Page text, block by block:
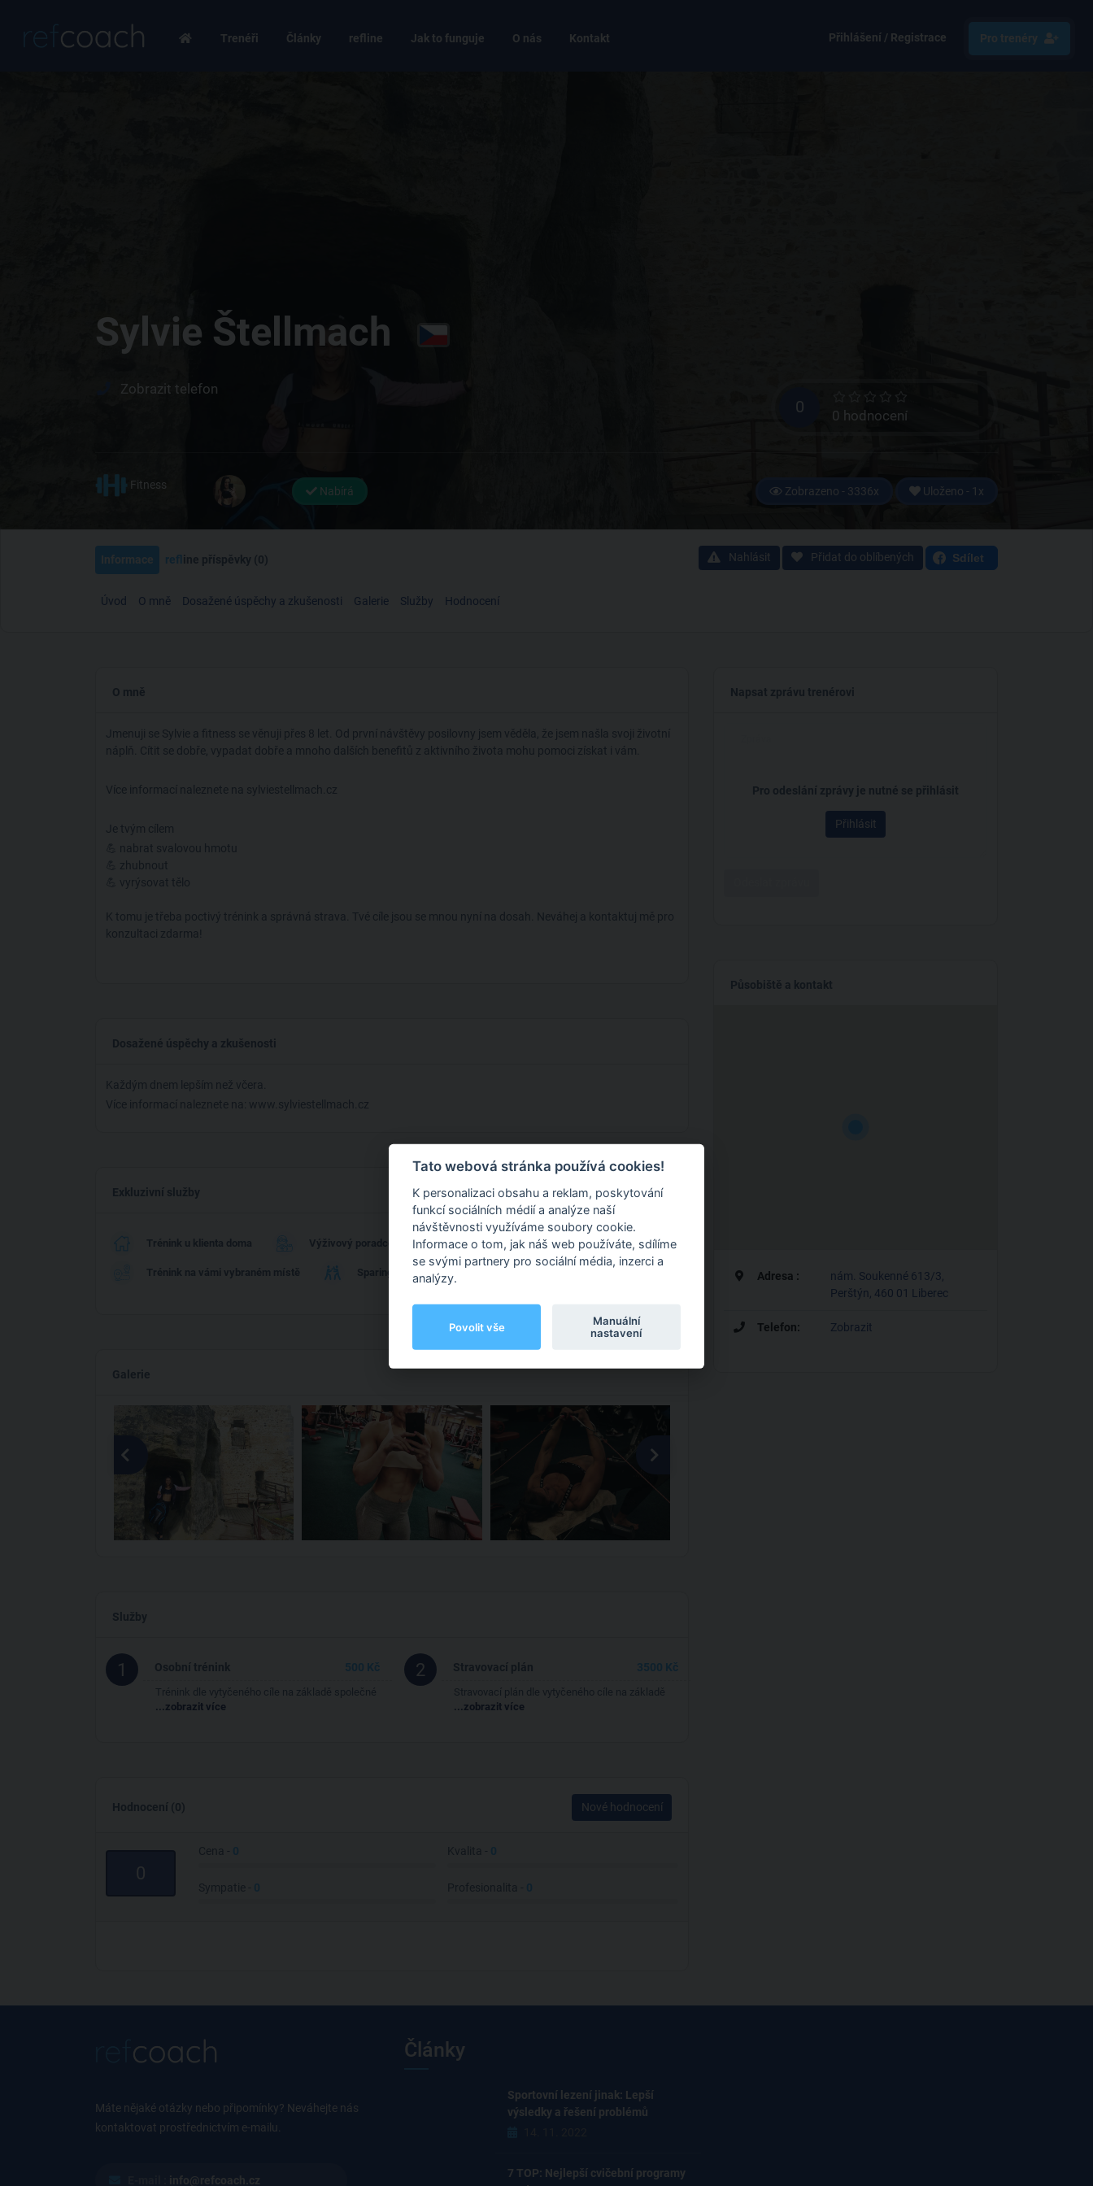
Trenéři Články refline Jak to funguje O nás Kontakt Přihlášení / Registrace Pro trenéry
Sylvie Štellmach
Zobrazit telefon
0 0 hodnocení
Fitness
Nabírá Zobrazeno - 3336x Uloženo - 1x
Informace ref line příspěvky (0)
Úvod O mně Dosažené úspěchy a zkušenosti Galerie Služby Hodnocení
Nahlásit Přidat do oblíbených Sdílet
O mně
Jmenuji se Sylvie a fitness se věnuji přes 8 let. Od první návštěvy posilovny jsem věděla, že jsem našla svoji životní
náplň. Cítit se dobře, vypadat dobře a mnoho dalších benefitů z aktivního života mohu pomoci získat i vám.
Více informací naleznete na sylviestellmach.cz
Je tvým cílem
💪 nabrat svalovou hmotu
💪 zhubnout
💪 vyrýsovat tělo
K tomu je třeba poctivý trénink a správná strava. Tvé cíle jsou se mnou nyní na dosah. Neváhej a kontaktuj mě pro
konzultaci zdarma!
Dosažené úspěchy a zkušenosti
Každým dnem lepším než včera.
Více informací naleznete na: www.sylviestellmach.cz
Exkluzivní služby
Trénink u klienta doma Výživový poradce Tvorba individuálního plánu
Trénink na vámi vybraném místě Sparing
Galerie
Služby
1 Osobní trénink 500 Kč
Trénink dle vytyčeného cíle na základě společné
...zobrazit více
2 Stravovací plán 3500 Kč
Stravovací plán dle vytyčeného cíle na základě
...zobrazit více
Hodnocení (0) Nové hodnocení
0
Cena - 0
Sympatie - 0
Kvalita - 0
Profesionalita - 0
Napsat zprávu trenérovi
Pro odeslání zprávy je nutné se přihlásit
Přihlásit
Působiště a kontakt
Adresa :
nám. Soukenné 613/3,
Perštýn, 460 01 Liberec
Telefon: Zobrazit
Máte nějaké otázky nebo připomínky? Neváhejte nás
kontaktovat prostřednictvím e-mailu.
info@refcoach.cz
Články
Sportovní lezení jinak: Lepší
výsledky a řešení problémů
7 TOP: Nejlepší cvičební programy
Tato webová stránka používá cookies!
K personalizaci obsahu a reklam, poskytování
funkcí sociálních médií a analýze naší
návštěvnosti využíváme soubory cookie.
Informace o tom, jak náš web používáte, sdílíme
se svými partnery pro sociální média, inzerci a
analýzy.
Povolit vše
Manuální
nastavení